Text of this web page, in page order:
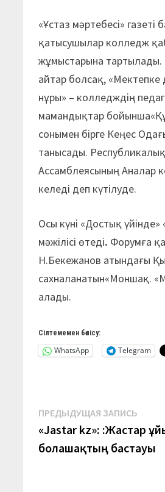
«Ұстаз мәртебесі»
қатысушылар колледж
жұмыстарына тартылады.
айтар болсақ, «Мектепке
нұры» – колледждің
мамандықтар
сонымен бірге Кеңес
танысады.
Ассамблеясының Аналар
келеді деп күтілуде.
Осы күні «Достық
мәжілісі өтеді. Форумға
Н.Бекежанов атындағы
сахналанатын«Моншақ.
алады.
Сілтемемен бөлісу:
WhatsApp Telegram
Навигация
по
записям
ПРЕДЫДУЩАЯ ЗАПИСЬ
«Jastar kz»: :Жастар
болашақтың бастауы